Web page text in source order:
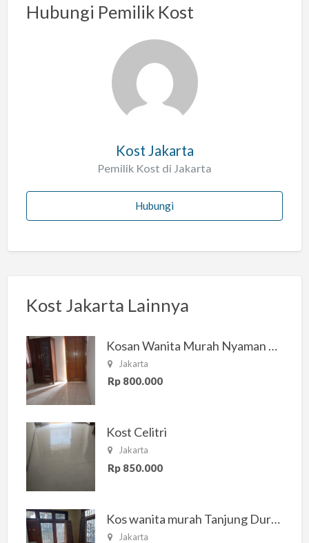
s
Hubungi Pemilik Kost
Kost Jakarta
Pemilik Kost di Jakarta
Hubungi
Kost Jakarta Lainnya
Kosan Wanita Murah Nyaman di Jakarta Selatan
Jakarta
Rp 800.000
Kost Celitri
Jakarta
Rp 850.000
Kos wanita murah Tanjung Duren Jakarta Barat
Jakarta